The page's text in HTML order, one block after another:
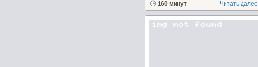
160 минут Читать далее